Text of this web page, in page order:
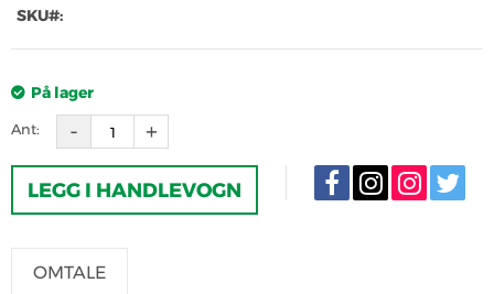
SKU#:
På lager
Ant:
LEGG I HANDLEVOGN
OMTALE